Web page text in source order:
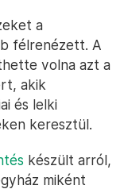
a
félrenézett. A
volna azt a
akik
és lelki
keresztül.
készült arról,
miként